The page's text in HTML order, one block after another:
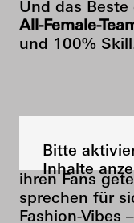
Und das
All-Female-
und 100%
Bitte
Inhalte
sogar extra
begeistert auf
ihren Fans
sprechen für
Fashion-Vibes